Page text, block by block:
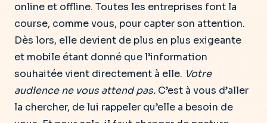
online et offline. Toutes les entreprises font la
course, comme vous, pour capter son attention.
Dès lors, elle devient de plus en plus exigeante
et mobile étant donné que l’information
souhaitée vient directement à elle. Votre
audience ne vous attend pas. C’est à vous d’aller
la chercher, de lui rappeler qu’elle a besoin de